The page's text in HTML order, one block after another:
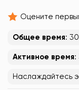
Оцените
Общее время:
Активное время:
Наслаждайтесь